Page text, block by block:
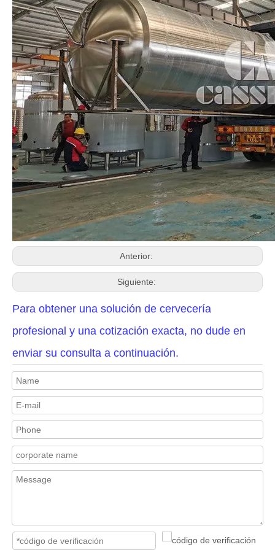
Anterior:
Siguiente:
Para obtener una solución de cervecería
profesional y una cotización exacta, no dude en
enviar su consulta a continuación.